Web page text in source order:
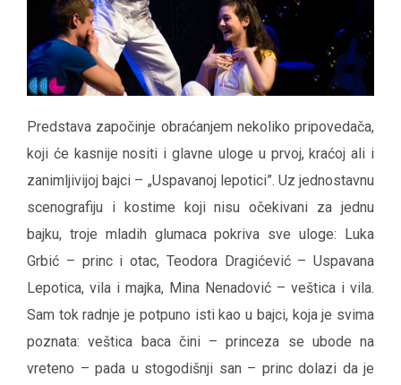
Predstava započinje obraćanjem nekoliko pripovedača,
koji će kasnije nositi i glavne uloge u prvoj, kraćoj ali i
zanimljivijoj bajci – „Uspavanoj lepotici”. Uz jednostavnu
scenografiju i kostime koji nisu očekivani za jednu
bajku, troje mladih glumaca pokriva sve uloge: Luka
Grbić – princ i otac, Teodora Dragićević – Uspavana
Lepotica, vila i majka, Mina Nenadović – veštica i vila.
Sam tok radnje je potpuno isti kao u bajci, koja je svima
poznata: veštica baca čini – princeza se ubode na
vreteno – pada u stogodišnji san – princ dolazi da je